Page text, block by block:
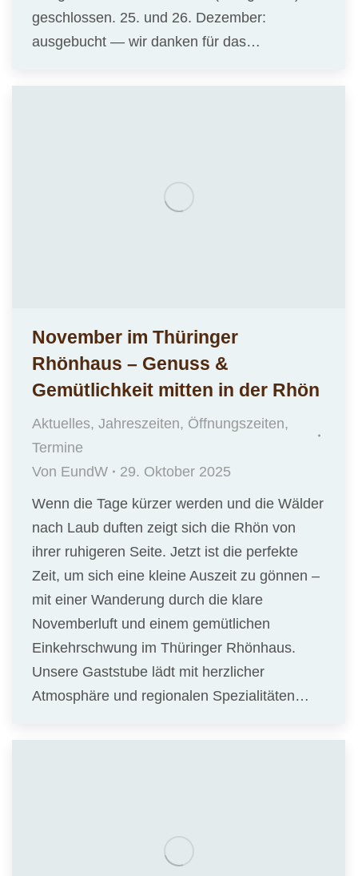
geschlossen. 25. und 26. Dezember:
ausgebucht — wir danken für das…
November im Thüringer
Rhönhaus – Genuss &
Gemütlichkeit mitten in der Rhön
Aktuelles, Jahreszeiten, Öffnungszeiten,
Termine
Von EundW
29. Oktober 2025
Wenn die Tage kürzer werden und die Wälder
nach Laub duften zeigt sich die Rhön von
ihrer ruhigeren Seite. Jetzt ist die perfekte
Zeit, um sich eine kleine Auszeit zu gönnen –
mit einer Wanderung durch die klare
Novemberluft und einem gemütlichen
Einkehrschwung im Thüringer Rhönhaus.
Unsere Gaststube lädt mit herzlicher
Atmosphäre und regionalen Spezialitäten…